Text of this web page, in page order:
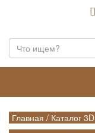
Главная / Каталог 3D